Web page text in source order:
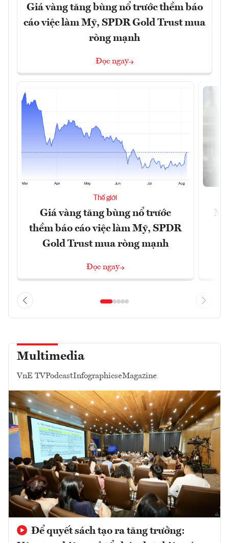
Giá vàng tăng bùng nổ trước thềm báo
cáo việc làm Mỹ, SPDR Gold Trust mua
ròng mạnh
Đọc ngay
Thế giới
Giá vàng tăng bùng nổ trước
thềm báo cáo việc làm Mỹ, SPDR
Gold Trust mua ròng mạnh
Đọc ngay
Multimedia
VnE TVPodcastInfographicseMagazine
Để quyết sách tạo ra tăng trưởng: